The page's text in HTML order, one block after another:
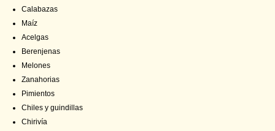
Calabazas
Maíz
Acelgas
Berenjenas
Melones
Zanahorias
Pimientos
Chiles y guindillas
Chirivía